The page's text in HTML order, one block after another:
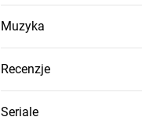
Muzyka
Recenzje
Seriale